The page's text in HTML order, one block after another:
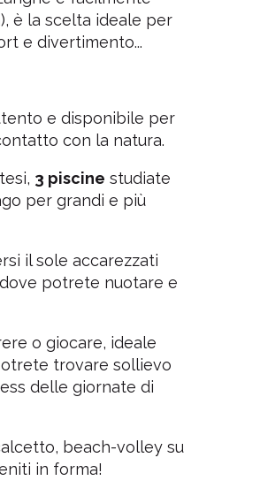
è la scelta ideale per
e divertimento...
e disponibile per
con la natura.
3 piscine studiate
per grandi e più
il sole accarezzati
potrete nuotare e
o giocare, ideale
trovare sollievo
delle giornate di
beach-volley su
in forma!